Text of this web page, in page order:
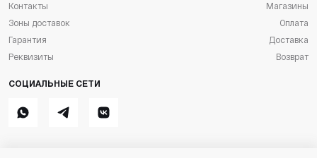
Контакты
Зоны доставок
Гарантия
Реквизиты
Магазины
Оплата
Доставка
Возврат
СОЦИАЛЬНЫЕ СЕТИ
WhatsappTelegram ВКонтакте